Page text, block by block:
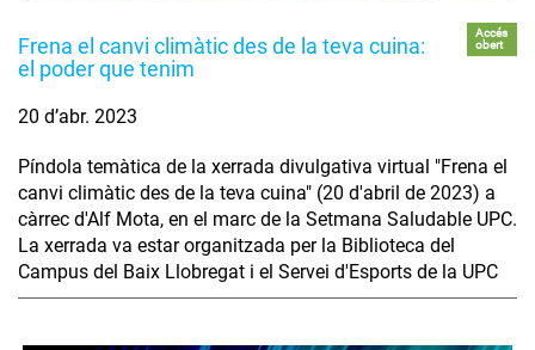
Frena el canvi climàtic des de la teva cuina:
el poder que tenim
Accés
obert
20 d’abr. 2023
Píndola temàtica de la xerrada divulgativa virtual "Frena el
canvi climàtic des de la teva cuina" (20 d'abril de 2023) a
càrrec d'Alf Mota, en el marc de la Setmana Saludable UPC.
La xerrada va estar organitzada per la Biblioteca del
Campus del Baix Llobregat i el Servei d'Esports de la UPC